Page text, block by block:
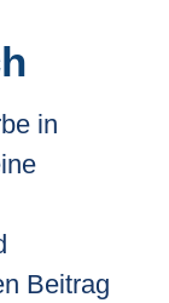
in
Beitrag